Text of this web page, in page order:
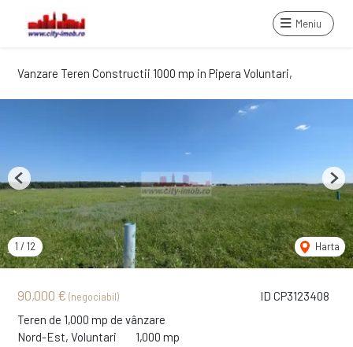
Meniu
Vanzare Teren Constructii 1000 mp in Pipera Voluntari,
ID CP3123408
90,000 € (negociabil)
Teren de 1,000 mp de vânzare
Nord-Est, Voluntari
1,000 mp
1 / 12 Harta
Previous Next